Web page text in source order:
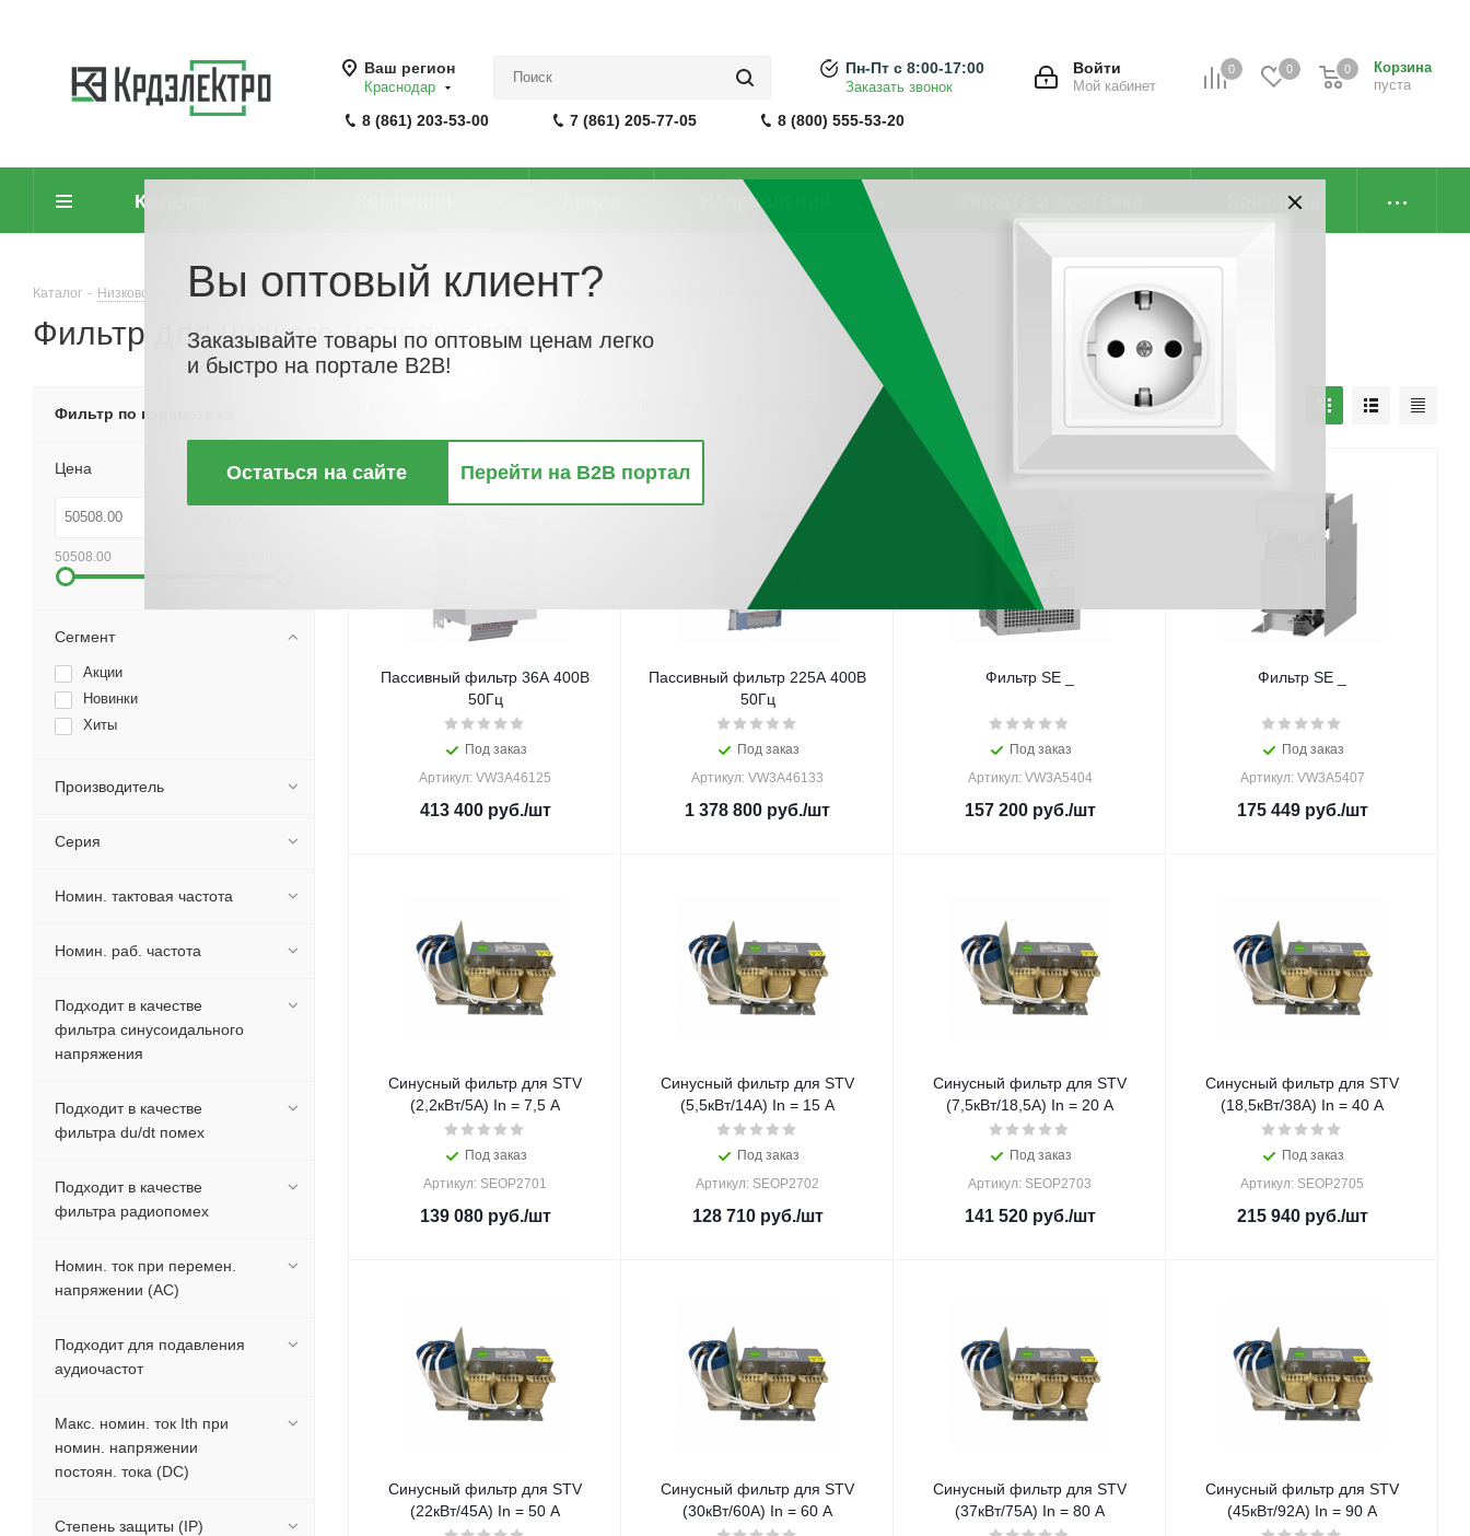
Ваш регион
Краснодар
8 (861) 203-53-00 7 (861) 205-77-05 8 (800) 555-53-20
0 0
Корзина
пуста
0
Войти
Мой кабинет
Пн-Пт с 8:00-17:00
Заказать звонок
Каталог Направления Контакты
Каталог - Низковольтное оборудование - Низковольтные устройства различного назначения и аксессуары Фильтр для низкого напряжения
Фильтр для низкого напряжения
По цене По наличию
Пассивный фильтр 36А 400В
50Гц
Под заказ
Артикул: VW3A46125
413 400руб./шт
Пассивный фильтр 225А 400В
50Гц
Под заказ
Артикул: VW3A46133
1 378 800 руб./шт
Фильтр SE _
Под заказ
Артикул: VW3A5404
157 200руб./шт
Фильтр SE _
Под заказ
Артикул: VW3A5407
175 449руб./шт
Синусный фильтр для STV
(2,2кВт/5A) In = 7,5 A
Под заказ
Артикул: SEOP2701
139 080руб./шт
Синусный фильтр для STV
(5,5кВт/14A) In = 15 A
Под заказ
Артикул: SEOP2702
128 710руб./шт
Синусный фильтр для STV
(7,5кВт/18,5A) In = 20 A
Под заказ
Артикул: SEOP2703
141 520руб./шт
Синусный фильтр для STV
(18,5кВт/38A) In = 40 A
Под заказ
Артикул: SEOP2705
215 940руб./шт
Синусный фильтр для STV
(22кВт/45A) In = 50 A
Синусный фильтр для STV
(30кВт/60A) In = 60 A
Синусный фильтр для STV
(37кВт/75A) In = 80 A
Синусный фильтр для STV
(45кВт/92A) In = 90 A
Фильтр по параметрам
Цена
50508.00
Сегмент
Акции
Новинки
Хиты
Производитель
Серия
Номин. тактовая частота
Номин. раб. частота
Подходит в качестве
фильтра синусоидального
напряжения
Подходит в качестве
фильтра du/dt помех
Подходит в качестве
фильтра радиопомех
Номин. ток при перемен.
напряжении (AC)
Подходит для подавления
аудиочастот
Макс. номин. ток Ith при
номин. напряжении
постоян. тока (DC)
Степень защиты (IP)
Вы оптовый клиент?
Заказывайте товары по оптовым ценам легко
и быстро на портале B2B!
Остаться на сайте Перейти на B2B портал